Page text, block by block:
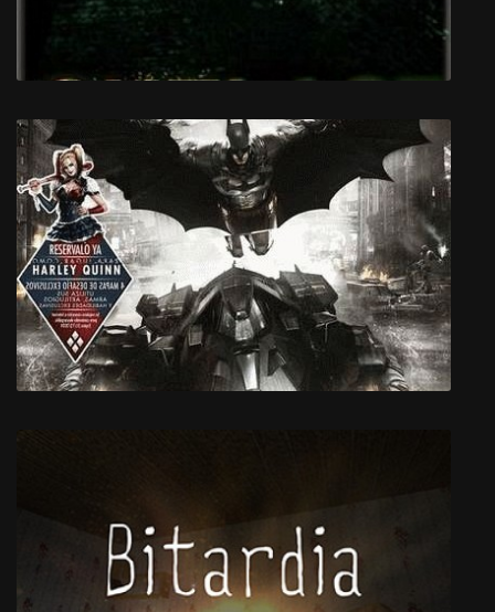
Outlast Whistleblower
Бэтмен Аркхем Кнайт